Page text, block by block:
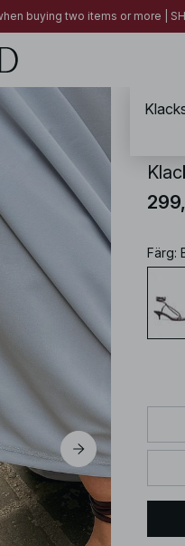
buying two items or more |
Färg: